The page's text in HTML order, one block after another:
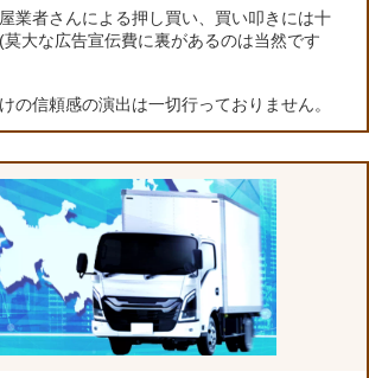
業者さんによる押し買い、買い叩きには十
大な広告宣伝費に裏があるのは当然です
の信頼感の演出は一切行っておりません。